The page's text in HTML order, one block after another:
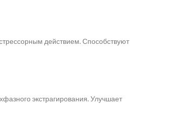
действием. Способствуют
экстрагирования. Улучшает